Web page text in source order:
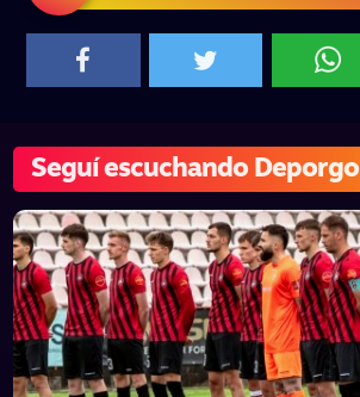
Seguí escuchando Deporgol